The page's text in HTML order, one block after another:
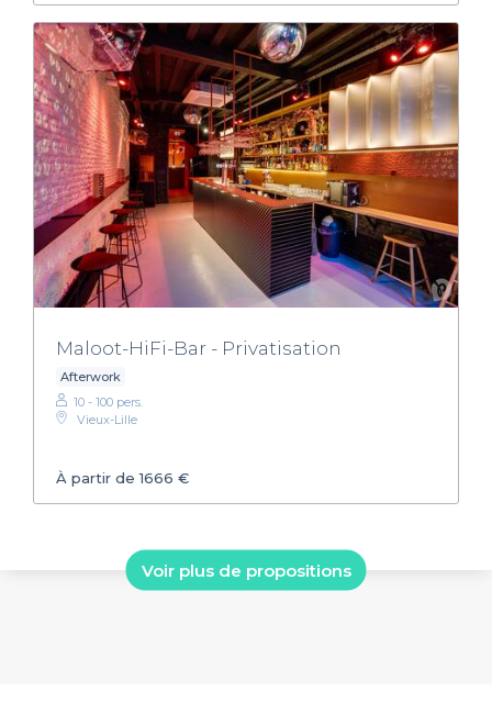
Maloot-HiFi-Bar - Privatisation
Afterwork
10 - 100 pers.
Vieux-Lille
À partir de 1666 €
Voir plus de propositions